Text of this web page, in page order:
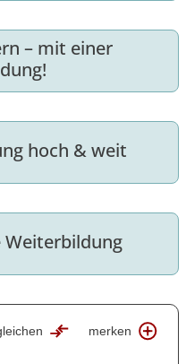
– mit einer
hoch & weit
Weiterbildung
merken